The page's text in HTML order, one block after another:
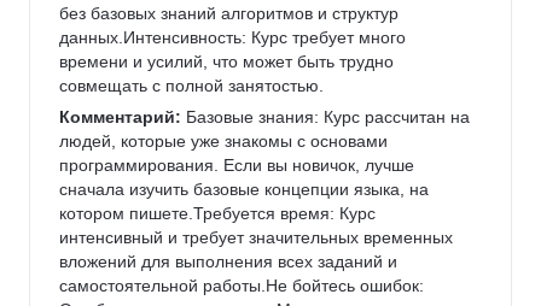
без базовых знаний алгоритмов и структур
данных.Интенсивность: Курс требует много
времени и усилий, что может быть трудно
совмещать с полной занятостью.
Комментарий: Базовые знания: Курс рассчитан на
людей, которые уже знакомы с основами
программирования. Если вы новичок, лучше
сначала изучить базовые концепции языка, на
котором пишете.Требуется время: Курс
интенсивный и требует значительных временных
вложений для выполнения всех заданий и
самостоятельной работы.Не бойтесь ошибок: